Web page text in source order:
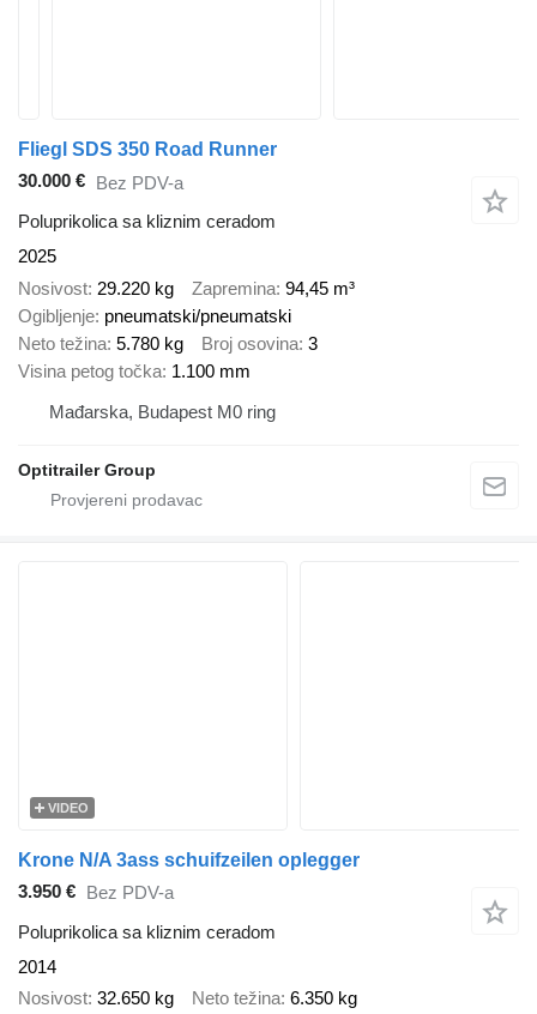
Fliegl SDS 350 Road Runner
30.000 € Bez PDV-a
Poluprikolica sa kliznim ceradom
2025
Nosivost 29.220 kg Zapremina 94,45 m³
Ogibljenje pneumatski/pneumatski
Neto težina 5.780 kg Broj osovina 3
Visina petog točka 1.100 mm
Mađarska, Budapest M0 ring
Optitrailer Group
VIDEO
Krone N/A 3ass schuifzeilen oplegger
3.950 €
Bez PDV-a
Poluprikolica sa kliznim ceradom
2014
Nosivost 32.650 kg Neto težina 6.350 kg